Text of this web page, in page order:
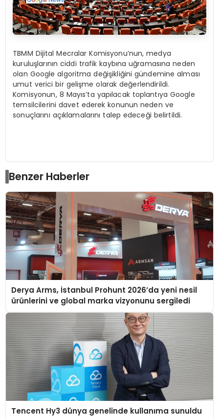
TBMM Dijital Mecralar Komisyonu’nun, medya
kuruluşlarının ciddi trafik kaybına uğramasına neden
olan Google algoritma değişikliğini gündemine alması
umut verici bir gelişme olarak değerlendirildi.
Komisyonun, 8 Mayıs’ta yapılacak toplantıya Google
temsilcilerini davet ederek konunun neden ve
sonuçlarını açıklamalarını talep edeceği belirtildi.
Benzer Haberler
Derya Arms, İstanbul Prohunt 2026’da yeni nesil
ürünlerini ve global marka vizyonunu sergiledi
Tencent Hy3 dünya genelinde kullanıma sunuldu